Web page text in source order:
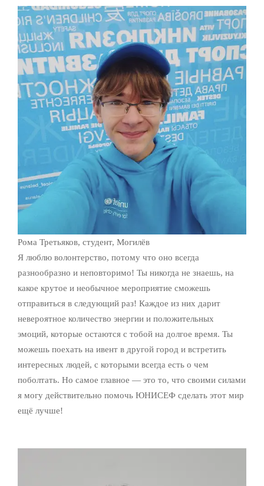
Рома Третьяков, студент, Могилёв
Я люблю волонтерство, потому что оно всегда
разнообразно и неповторимо! Ты никогда не знаешь, на
какое крутое и необычное мероприятие сможешь
отправиться в следующий раз! Каждое из них дарит
невероятное количество энергии и положительных
эмоций, которые остаются с тобой на долгое время. Ты
можешь поехать на ивент в другой город и встретить
интересных людей, с которыми всегда есть о чем
поболтать. Но самое главное — это то, что своими силами
я могу действительно помочь ЮНИСЕФ сделать этот мир
ещё лучше!